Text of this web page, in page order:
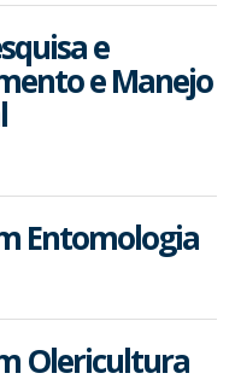
e
e Manejo
Entomologia
Olericultura